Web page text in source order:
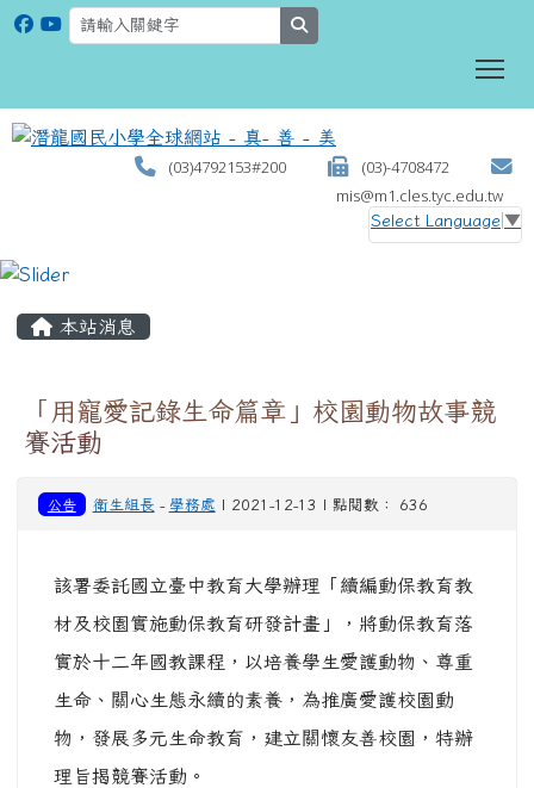
(03)4792153#200
(03)-4708472
mis@m1.cles.tyc.edu.tw
Select Language ▼
本站消息
「用寵愛記錄生命篇章」校園動物故事競
賽活動
公告 衛生組長 - 學務處 | 2021-12-13 | 點閱數： 636
該署委託國立臺中教育大學辦理「續編動保教育教
材及校園實施動保教育研發計畫」，將動保教育落
實於十二年國教課程，以培養學生愛護動物、尊重
生命、關心生態永續的素養，為推廣愛護校園動
物，發展多元生命教育，建立關懷友善校園，特辦
理旨揭競賽活動。